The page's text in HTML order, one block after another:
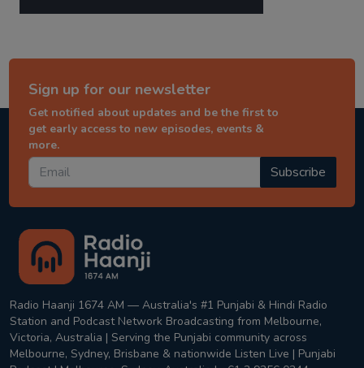
Sign up for our newsletter
Get notified about updates and be the first to
get early access to new episodes, events &
more.
Subscribe
Radio Haanji 1674 AM — Australia's #1 Punjabi & Hindi Radio
Station and Podcast Network Broadcasting from Melbourne,
Victoria, Australia | Serving the Punjabi community across
Melbourne, Sydney, Brisbane & nationwide Listen Live | Punjabi